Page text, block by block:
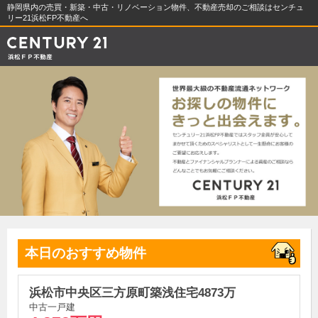
静岡県内の売買・新築・中古・リノベーション物件、不動産売却のご相談はセンチュ
リー21浜松FP不動産へ
本日のおすすめ物件
浜松市中央区三方原町築浅住宅4873万
中古一戸建